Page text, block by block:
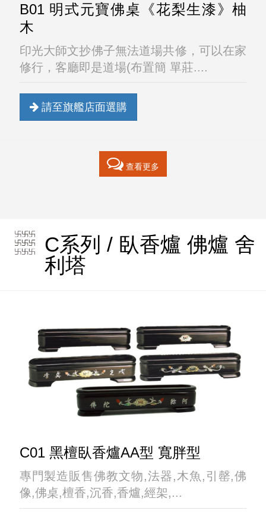
B01 明式元寶佛桌《花梨生漆》柚
木
印光大師文抄佛子無法道場共修，可以在家
修行，客廳即是道場(布置簡 單莊....
請至旗艦店面選購
查看更多
C系列 / 臥香爐 佛爐 舍
利塔
C01 黑檀臥香爐AA型 寬胖型
專門製造販售佛教文物,法器,木魚,引罄,佛
像,佛桌,檀香,沉香,香爐,經架,...